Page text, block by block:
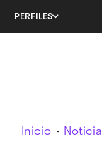
PERFILES
Inicio